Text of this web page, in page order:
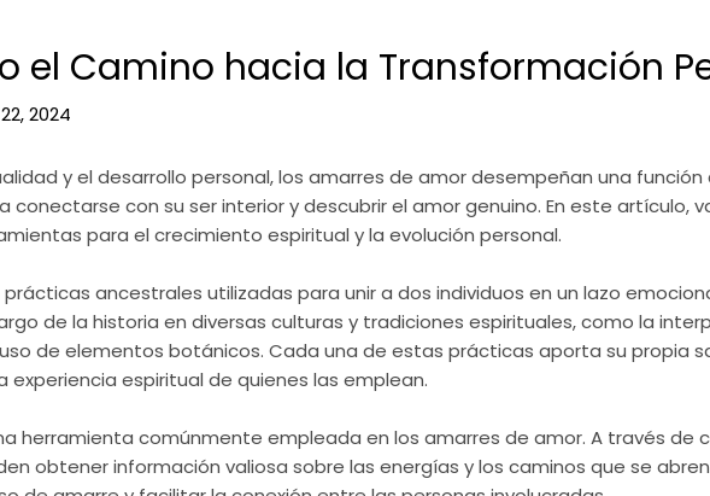
el Camino hacia la Transformación
2024
y el desarrollo personal, los amarres de amor desempeñan una función
conectarse con su ser interior y descubrir el amor genuino. En este artículo,
para el crecimiento espiritual y la evolución personal.
ancestrales utilizadas para unir a dos individuos en un lazo
de la historia en diversas culturas y tradiciones espirituales, como la
de elementos botánicos. Cada una de estas prácticas aporta su propia
experiencia espiritual de quienes las emplean.
herramienta comúnmente empleada en los amarres de amor. A través de
obtener información valiosa sobre las energías y los caminos que se